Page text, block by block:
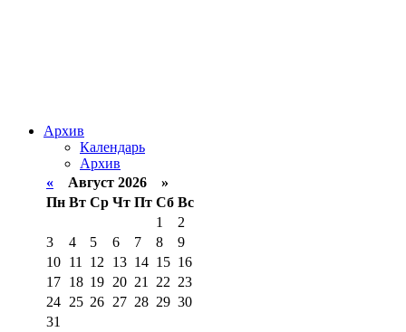
Архив
Календарь
Архив
« Август 2026 »
Пн Вт Ср Чт Пт Сб Вс
1
2
3
4 5 6 7 8
9
10 11 12 13 14 15 16
17 18 19 20 21 22 23
24 25 26 27 28 29 30
31